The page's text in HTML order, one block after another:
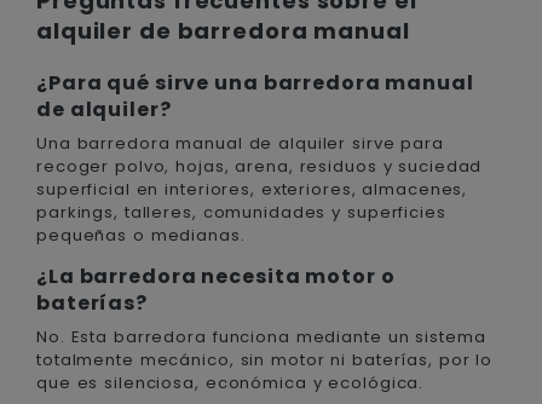
alquiler de barredora manual
¿Para qué sirve una barredora manual
de alquiler?
Una barredora manual de alquiler sirve para
recoger polvo, hojas, arena, residuos y suciedad
superficial en interiores, exteriores, almacenes,
parkings, talleres, comunidades y superficies
pequeñas o medianas.
¿La barredora necesita motor o
baterías?
No. Esta barredora funciona mediante un sistema
totalmente mecánico, sin motor ni baterías, por lo
que es silenciosa, económica y ecológica.